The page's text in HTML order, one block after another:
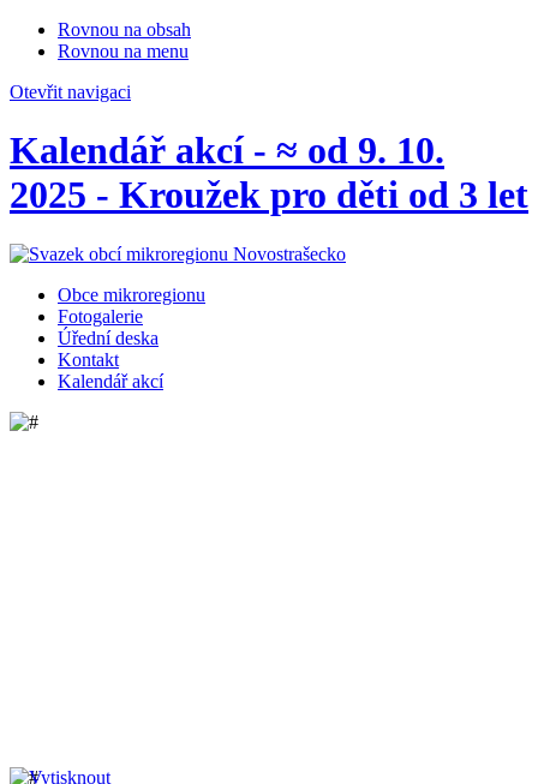
Rovnou na obsah
Rovnou na menu
Otevřit navigaci
Kalendář akcí - ≈ od 9. 10.
2025 - Kroužek pro děti od 3 let
Obce mikroregionu
Fotogalerie
Úřední deska
Kontakt
Kalendář akcí